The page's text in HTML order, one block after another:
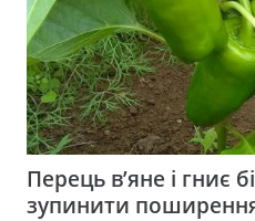
Перець в’яне і гниє
зупинити